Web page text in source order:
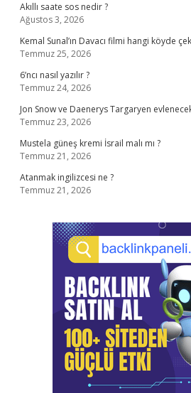
Akıllı saate sos nedir ?
Ağustos 3, 2026
Kemal Sunal’ın Davacı filmi hangi köyde
Temmuz 25, 2026
6’ncı nasıl yazılır ?
Temmuz 24, 2026
Jon Snow ve Daenerys Targaryen
Temmuz 23, 2026
Mustela güneş kremi İsrail malı mı ?
Temmuz 21, 2026
Atanmak ingilizcesi ne ?
Temmuz 21, 2026